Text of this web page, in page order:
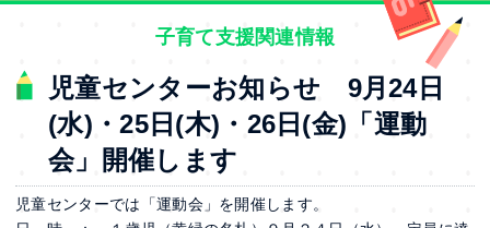
子育て支援関連情報
児童センターお知らせ 9月24日
(水)・25日(木)・26日(金)「運動
会」開催します
児童センターでは「運動会」を開催します。